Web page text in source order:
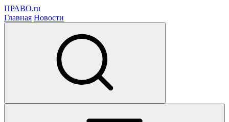
ПРАВО.ru
Главная Новости